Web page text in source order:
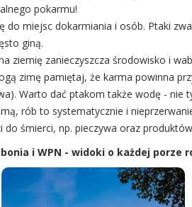
pokarmu!
do miejsc dokarmiania i osób. Ptaki
giną.
ziemię zanieczyszcza środowisko i
zimę pamiętaj, że karma powinna
Warto dać ptakom także wodę - nie
rób to systematycznie i
śmierci, np. pieczywa oraz
i WPN - widoki o każdej porze